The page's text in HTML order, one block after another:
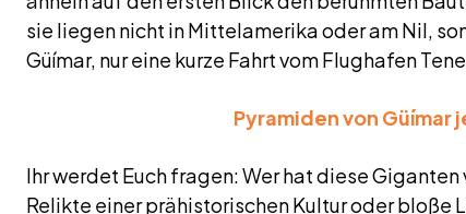
sie liegen nicht in Mittelamerika oder am Nil,
Güímar, nur eine kurze Fahrt vom Flughafen
Pyramiden von Güímar
Ihr werdet Euch fragen: Wer hat diese
Relikte einer prähistorischen Kultur oder bloße